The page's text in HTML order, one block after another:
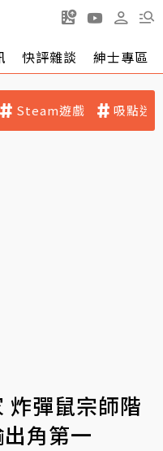
快評雜談 紳士專區
Steam遊戲 吸點迷
炸彈鼠宗師階
角第一